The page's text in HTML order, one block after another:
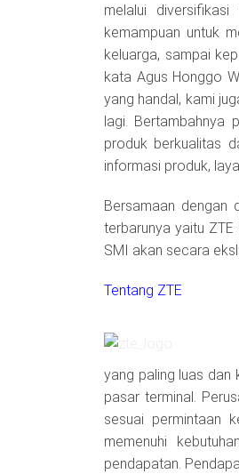
melalui
kemampuan untuk
keluarga, sampai
kata Agus Honggo
yang handal, kami
lagi. Bertambahnya
produk berkualitas
informasi produk,
Bersamaan dengan
terbarunya yaitu
SMI akan secara
Tentang ZTE
yang paling luas dan
pasar terminal.
sesuai permintaan
memenuhi
pendapatan.